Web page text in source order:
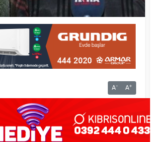
A- A+